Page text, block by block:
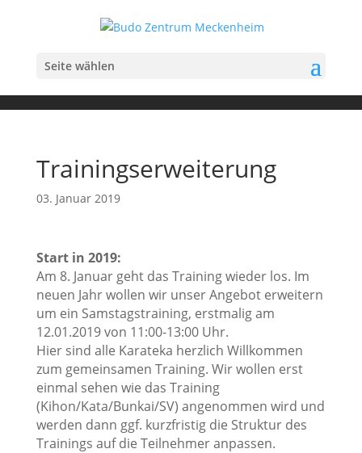
Seite wählen
Trainingserweiterung
03. Januar 2019
Start in 2019:
Am 8. Januar geht das Training wieder los. Im
neuen Jahr wollen wir unser Angebot erweitern
um ein Samstagstraining, erstmalig am
12.01.2019 von 11:00-13:00 Uhr.
Hier sind alle Karateka herzlich Willkommen
zum gemeinsamen Training. Wir wollen erst
einmal sehen wie das Training
(Kihon/Kata/Bunkai/SV) angenommen wird und
werden dann ggf. kurzfristig die Struktur des
Trainings auf die Teilnehmer anpassen.